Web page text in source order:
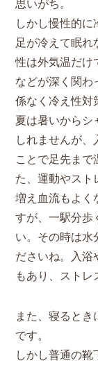
思いがち。
しかし慢性的
足が冷えて眠れ
性は外気温だけ
などが深く関わ
係なく冷え性対
夏は暑いからシ
しれませんが
ことで足先まで
た、運動やス
増え血流もよく
すが、一駅分歩
い。その時は水
ださいね。入
もあり、ストレ
また、寝るとき
です。
しかし普通の